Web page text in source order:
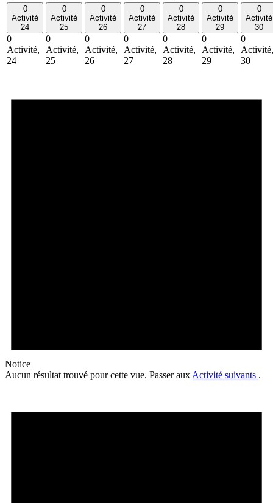
0
Activité
24
0
Activité,
24
0
Activité
25
0
Activité,
25
0
Activité
26
0
Activité,
26
0
Activité
27
0
Activité,
27
0
Activité
28
0
Activité,
28
0
Activité
29
0
Activité,
29
0
Activité
30
0
Activité,
30
Notice
Aucun résultat trouvé pour cette vue. Passer aux Activité suivants .